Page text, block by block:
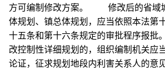
方可编制修改方案。 修改后的省域
体规划、镇总体规划，应当依照本法第
十五条和第十六条规定的审批程序
改控制性详细规划的，组织编制机关应
论证，征求规划地段内利害关系人的意